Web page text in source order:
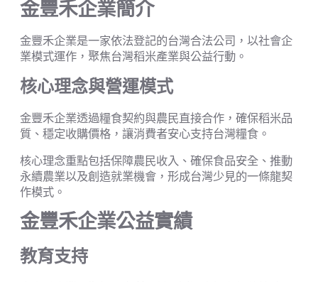
金豐禾企業簡介
金豐禾企業是一家依法登記的台灣合法公司，以社會企
業模式運作，聚焦台灣稻米產業與公益行動。
核心理念與營運模式
金豐禾企業透過糧食契約與農民直接合作，確保稻米品
質、穩定收購價格，讓消費者安心支持台灣糧食。
核心理念重點包括保障農民收入、確保食品安全、推動
永續農業以及創造就業機會，形成台灣少見的一條龍契
作模式。
金豐禾企業公益實績
教育支持